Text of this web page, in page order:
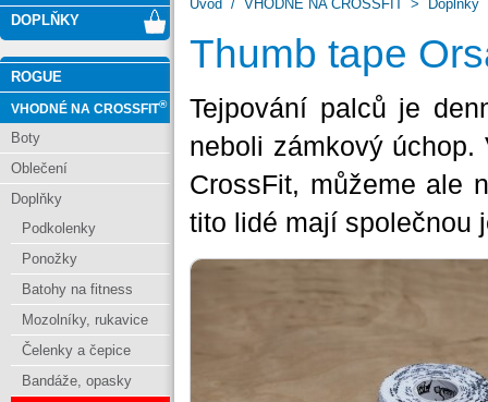
DOPLŇKY
ROGUE
VHODNÉ NA CROSSFIT®
Boty
Oblečení
Doplňky
Podkolenky
Ponožky
Batohy na fitness
Mozolníky, rukavice
Čelenky a čepice
Bandáže, opasky
Úvod / VHODNÉ NA CROSSFIT > Doplňky
Thumb tape
Tejpování palců je
neboli zámkový
CrossFit, můžeme ale
tito lidé mají společnou